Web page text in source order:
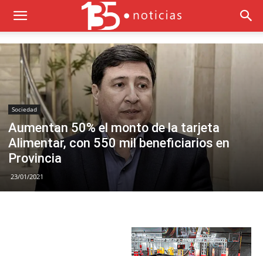
Sociedad
Aumentan 50% el monto de la tarjeta
Alimentar, con 550 mil beneficiarios en
Provincia
23/01/2021